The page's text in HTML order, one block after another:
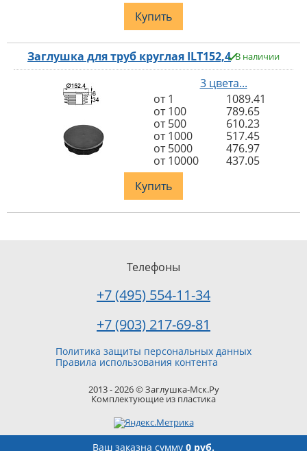
Ваш заказна сумму 0 руб.
Купить
Заглушка для труб круглая ILT152,4 В наличии
3 цвета...
от 1
1089.41
от 100
789.65
от 500
610.23
от 1000
517.45
от 5000
476.97
от 10000
437.05
Купить
2013 - 2026 © Заглушка-Мск.Ру
Комплектующие из пластика
Политика защиты персональных данных
Правила использования контента
Телефоны
+7 (495) 554-11-34
+7 (903) 217-69-81